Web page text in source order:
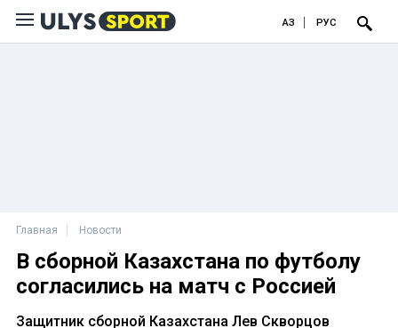
ҚАЗ РУС
Главная Новости
В сборной Казахстана по футболу
согласились на матч с Россией
Защитник сборной Казахстана Лев Скворцов